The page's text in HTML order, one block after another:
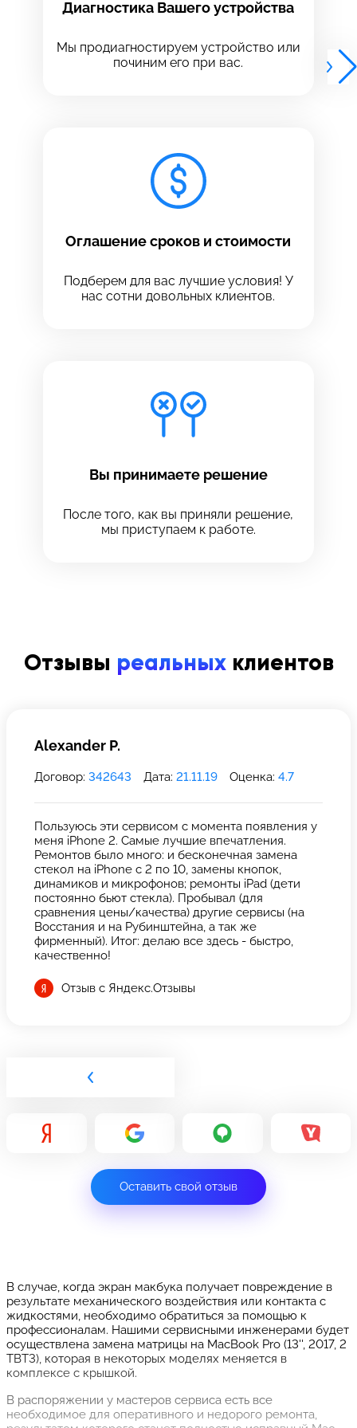
Диагностика Вашего устройства
Мы продиагностируем устройство или
починим его при вас.
Оглашение сроков и стоимости
Подберем для вас лучшие условия! У
нас сотни довольных клиентов.
Вы принимаете решение
После того, как вы приняли решение,
мы приступаем к работе.
Отзывы реальныхклиентов
Alexander P.
Договор: 342643 Дата: 21.11.19 Оценка: 4.7
Пользуюсь эти сервисом с момента появления у
меня iPhone 2. Самые лучшие впечатления.
Ремонтов было много: и бесконечная замена
стекол на iPhone с 2 по 10, замены кнопок,
динамиков и микрофонов; ремонты iPad (дети
постоянно бьют стекла). Пробывал (для
сравнения цены/качества) другие сервисы (на
Восстания и на Рубинштейна, а так же
фирменный). Итог: делаю все здесь - быстро,
качественно!
Отзыв с Яндекс.Отзывы
Оставить свой отзыв
В случае, когда экран макбука получает повреждение в
результате механического воздействия или контакта с
жидкостями, необходимо обратиться за помощью к
профессионалам. Нашими сервисными инженерами будет
осуществлена замена матрицы на MacBook Pro (13'', 2017, 2
TBT3), которая в некоторых моделях меняется в
комплексе с крышкой.
В распоряжении у мастеров сервиса есть все
необходимое для оперативного и недорого ремонта,
Выберите адрес сервиса, в который хотите
Выберите адрес сервиса, в который хотите